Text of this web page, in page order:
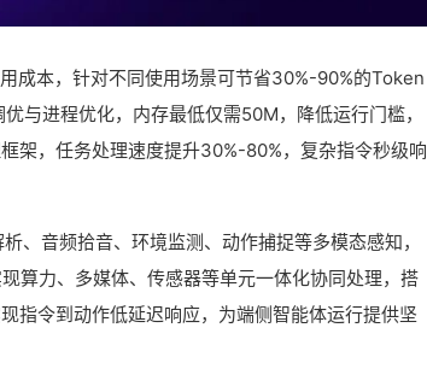
成本，针对不同使用场景可节省30%-90%的Token
与进程优化，内存最低仅需50M，降低运行门槛，
架，任务处理速度提升30%-80%，复杂指令秒级响
、音频拾音、环境监测、动作捕捉等多模态感知，
算力、多媒体、传感器等单元一体化协同处理，搭
指令到动作低延迟响应，为端侧智能体运行提供坚